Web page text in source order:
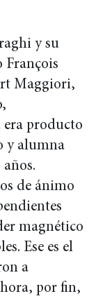
y su
François
Maggiori,
era producto
y alumna
de ánimo
magnético
Ese es el
a
por fin,